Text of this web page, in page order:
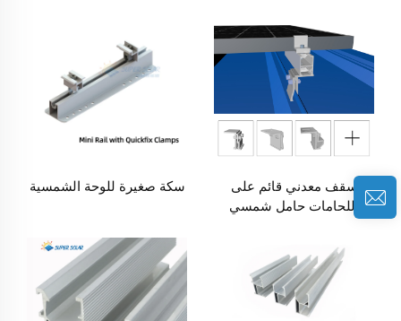
سقف معدني قائم على
اللحامات حامل شمسي
سكة صغيرة للوحة الشمسية